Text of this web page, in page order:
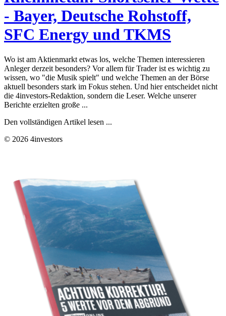
- Bayer, Deutsche Rohstoff,
SFC Energy und TKMS
Wo ist am Aktienmarkt etwas los, welche Themen interessieren
Anleger derzeit besonders? Vor allem für Trader ist es wichtig zu
wissen, wo "die Musik spielt" und welche Themen an der Börse
aktuell besonders stark im Fokus stehen. Und hier entscheidet nicht
die 4investors-Redaktion, sondern die Leser. Welche unserer
Berichte erzielten große ...
Den vollständigen Artikel lesen ...
© 2026 4investors